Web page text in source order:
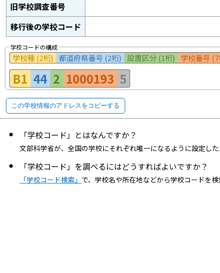
旧学校調査番号
移行後の学校コード
学校コードの構成
学校種 (2桁) 都道府県番号 (2桁) 設置区分 (1桁) 学校番号
B1 44 2 1000193 5
この学校情報のアドレスをコピーする
「学校コード」とはなんですか？
文部科学省が、全国の学校にそれぞれ唯一になるように設定し
「学校コード」を調べるにはどうすればよいですか？
「学校コード検索」 で、学校名や所在地などから学校コードを